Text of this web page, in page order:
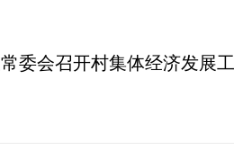
委会召开村集体经济发展